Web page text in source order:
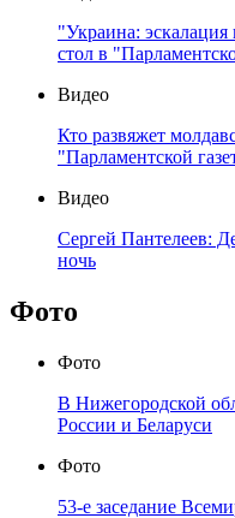
"Украина:
стол в
Видео
Кто развяжет
"Парламентской
Видео
Сергей Пантелеев:
ночь
Фото
Фото
В Нижегородской
России и Беларуси
Фото
53-е заседание